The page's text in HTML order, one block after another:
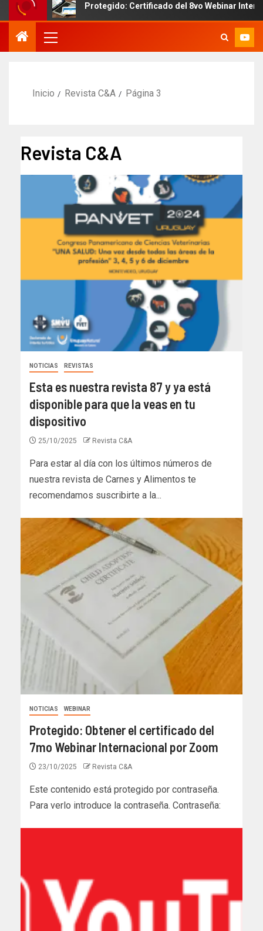
Protegido: Certificado del 8vo Webinar Internacional
Inicio Revista C&A Página 3
Revista C&A
NOTICIAS REVISTAS
Esta es nuestra revista 87 y ya está
disponible para que la veas en tu
dispositivo
25/10/2025 Revista C&A
Para estar al día con los últimos números de
nuestra revista de Carnes y Alimentos te
recomendamos suscribirte a la...
NOTICIAS WEBINAR
Protegido: Obtener el certificado del
7mo Webinar Internacional por Zoom
23/10/2025 Revista C&A
Este contenido está protegido por contraseña.
Para verlo introduce la contraseña. Contraseña: